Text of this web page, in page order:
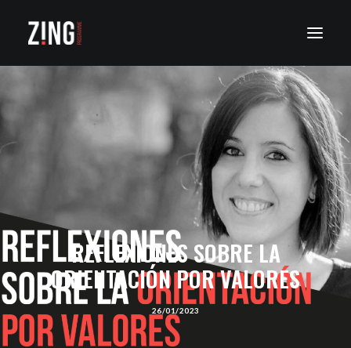
EMPRESAS
ZING NEWS
CONTACTO
ACCESO A PLATAFORMA ZING
REFLEXIONES SOBRE LA
ORIENTACIÓN POR VALORES
26/01/2023